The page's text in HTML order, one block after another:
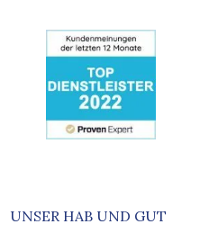
UNSER HAB UND GUT